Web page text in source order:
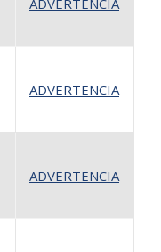
ADVERTENCIA
ADVERTENCIA
ADVERTENCIA